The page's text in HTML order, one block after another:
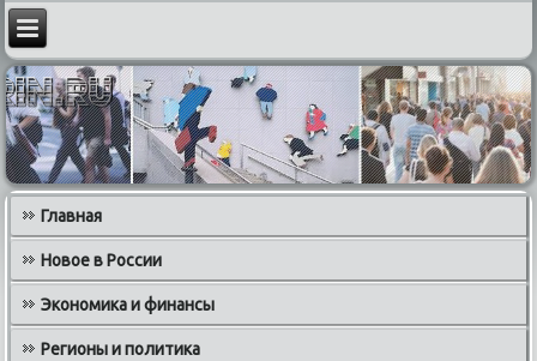
Главная
Новое в России
Экономика и финансы
Регионы и политика